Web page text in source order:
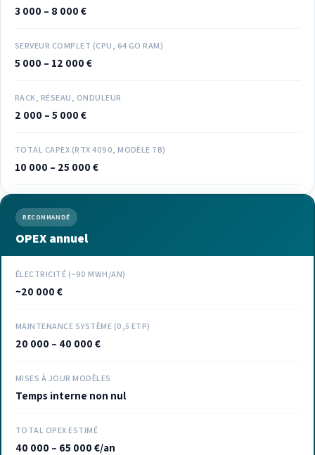
3 000 – 8 000 €
SERVEUR COMPLET (CPU, 64 GO RAM)
5 000 – 12 000 €
RACK, RÉSEAU, ONDULEUR
2 000 – 5 000 €
TOTAL CAPEX (RTX 4090, MODÈLE 7B)
10 000 – 25 000 €
RECOMMANDÉ
OPEX annuel
ÉLECTRICITÉ (~90 MWH/AN)
~20 000 €
MAINTENANCE SYSTÈME (0,5 ETP)
20 000 – 40 000 €
MISES À JOUR MODÈLES
Temps interne non nul
TOTAL OPEX ESTIMÉ
40 000 – 65 000 €/an